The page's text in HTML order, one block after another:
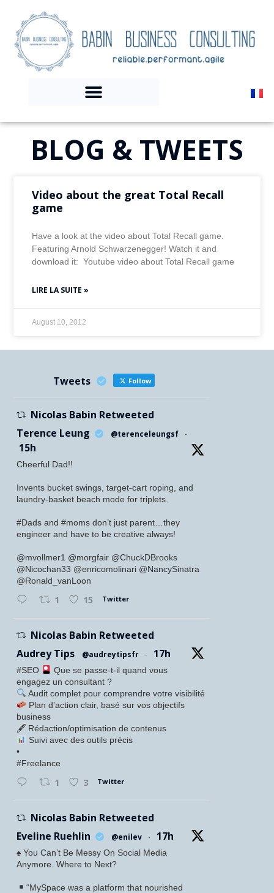
BLOG & TWEETS
Video about the great Total Recall
game
Have a look at the video about Total Recall game.
Featuring Arnold Schwarzenegger! Watch it and
download it: Youtube video about Total Recall game
LIRE LA SUITE »
August 10, 2012
Tweets Follow
Nicolas Babin Retweeted
Terence Leung
@terenceleungsf ·
15h
Cheerful Dad!!
Invents bucket swings, target-cart roping, and
laundry-basket beach mode for triplets.
#Dads and #moms don’t just parent…they
engineer and have to be creative always!
@mvollmer1 @morgfair @ChuckDBrooks
@Nicochan33 @enricomolinari @NancySinatra
@Ronald_vanLoon
1 15 Twitter
Nicolas Babin Retweeted
Audrey Tips
@audreytipsfr · 17h
#SEO
Que se passe-t-il quand vous
engagez un consultant ?
Audit complet pour comprendre votre visibilité
Plan d’action clair, basé sur vos objectifs
business
🖋 Rédaction/optimisation de contenus
Suivi avec des outils précis
•
#Freelance
1 3 Twitter
Nicolas Babin Retweeted
Eveline Ruehlin
@enilev · 17h
♠️ You Can’t Be Messy On Social Media
Anymore. Where to Next?
“MySpace was a platform that nourished